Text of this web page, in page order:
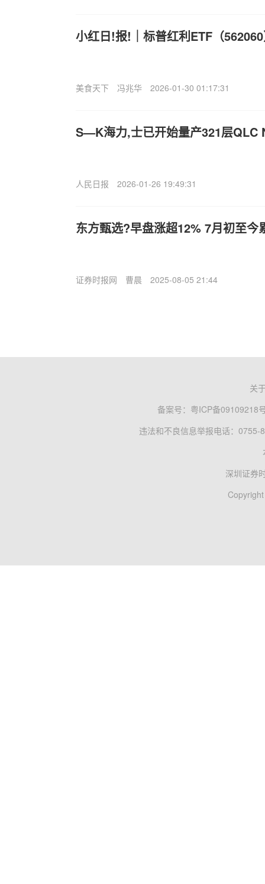
小红日!报!｜标普红利ETF（
美食天下 冯兆华 2026-01-30 01:17:31
S—K海力,士已开始量产321层QLC
人民日报 2026-01-26 19:49:31
东方甄选?早盘涨超12% 7月初至今
证券时报网 曹晨 2025-08-05 21:44
关
备案号： 粤ICP备09109218
违法和不良信息举报电话：0755-
深圳证券